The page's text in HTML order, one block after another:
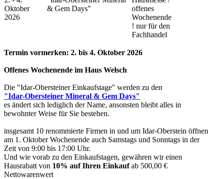
Oktober
2026
& Gem Days"
offenes
Wochenende
! nur für den
Fachhandel
Termin vormerken: 2. bis 4. Oktober 2026
Offenes Wochenende im Haus Welsch
Die "Idar-Obersteiner Einkaufstage" werden zu den
"Idar-Obersteiner Mineral & Gem Days"
es ändert sich lediglich der Name, ansonsten bleibt alles in
bewohnter Weise für Sie bestehen.
insgesamt 10 renommierte Firmen in und um Idar-Oberstein öffnen
am 1. Oktober Wochenende auch Samstags und Sonntags in der
Zeit von 9:00 bis 17:00 Uhr.
Und wie vorab zu den Einkaufstagen, gewähren wir einen
Hausrabatt von 10% auf Ihren Einkaufab 500,00 €
Nettowarenwert